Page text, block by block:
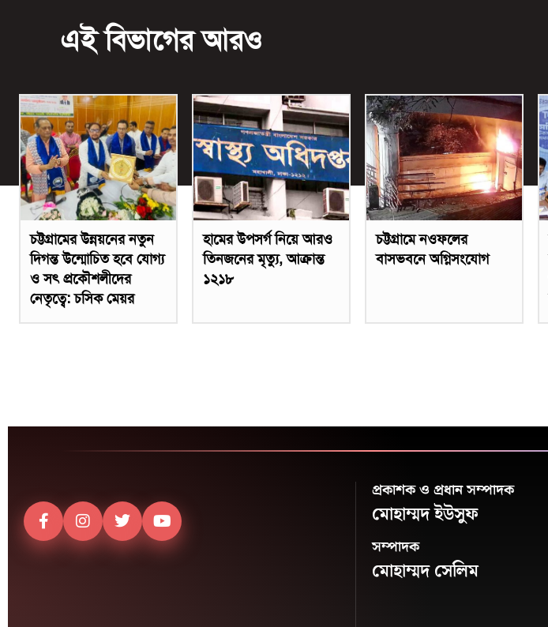
এই বিভাগের আরও
চট্টগ্রামের উন্নয়নের নতুন
দিগন্ত উন্মোচিত হবে যোগ্য
ও সৎ প্রকৌশলীদের
নেতৃত্বে: চসিক মেয়র
হামের উপসর্গ নিয়ে আরও
তিনজনের মৃত্যু, আক্রান্ত
১২১৮
চট্টগ্রামে নওফলের
বাসভবনে অগ্নিসংযোগ
প্রকাশক ও প্রধান সম্পাদক
মোহাম্মদ ইউসুফ
সম্পাদক
মোহাম্মদ সেলিম